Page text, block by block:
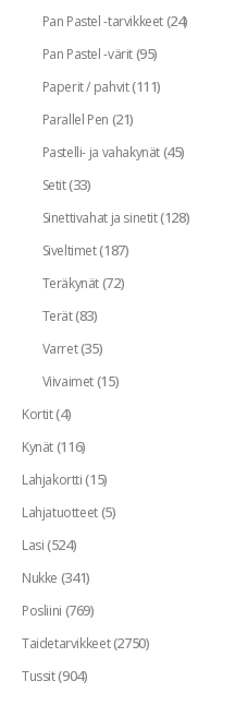
Pan Pastel -tarvikkeet(24)
Pan Pastel -värit(95)
Paperit / pahvit(111)
Parallel Pen (21)
Pastelli- ja vahakynät(45)
Setit(33)
Sinettivahat ja sinetit(128)
Siveltimet(187)
Teräkynät(72)
Terät(83)
Varret(35)
Viivaimet(15)
Kortit(4)
Kynät(116)
Lahjakortti(15)
Lahjatuotteet(5)
Lasi(524)
Nukke (341)
Posliini (769)
Taidetarvikkeet(2750)
Tussit(904)